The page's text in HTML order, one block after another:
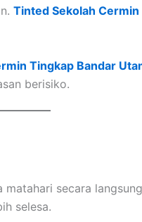
Tinted Sekolah
Tingkap Bandar
berisiko.
secara
selesa.